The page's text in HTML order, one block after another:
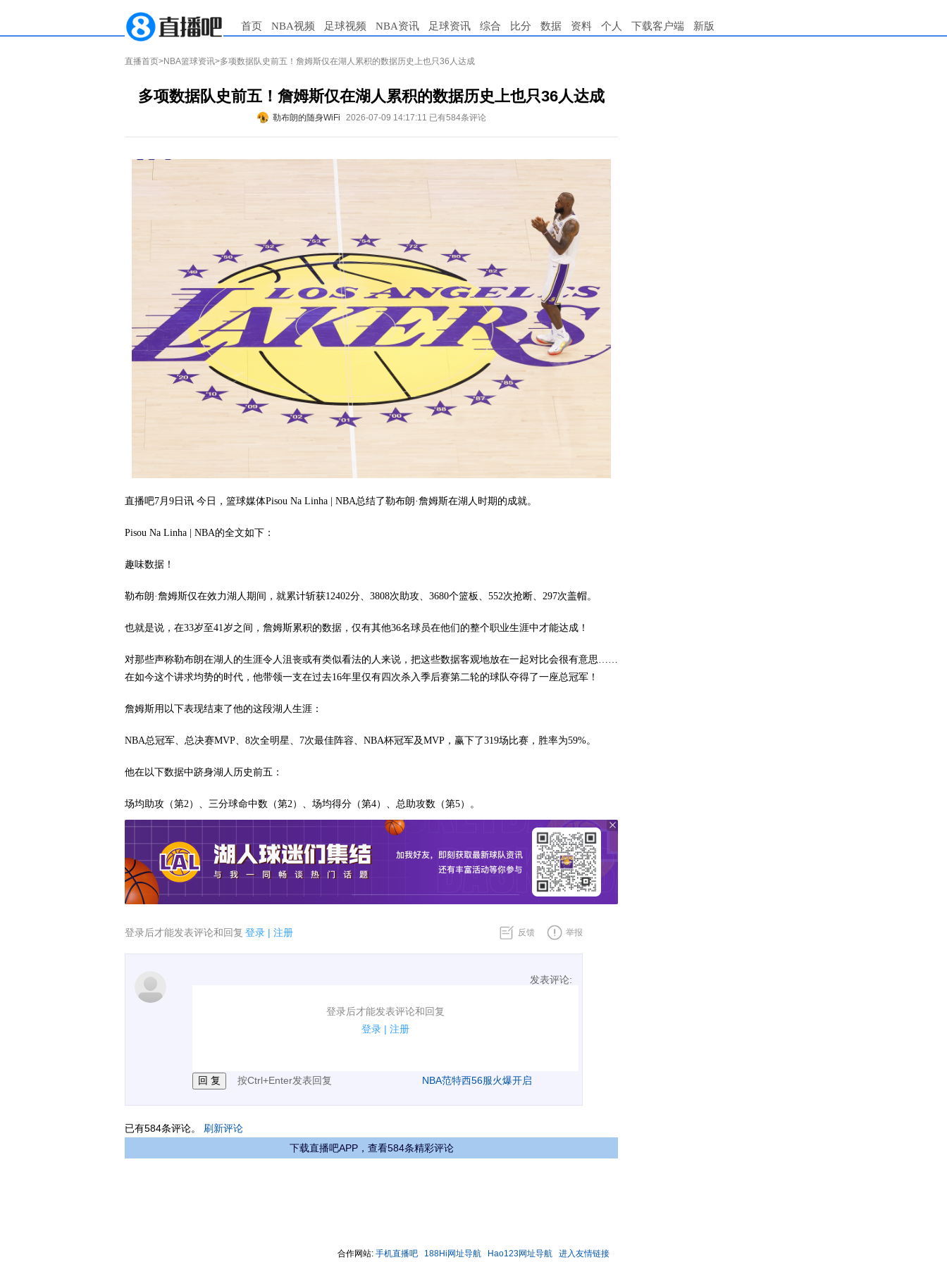
首页 NBA视频 足球视频 NBA资讯 足球资讯 综合 比分 数据 资料 个人 下载客户端 新版
直播首页>NBA篮球资讯>多项数据队史前五！詹姆斯仅在湖人累积的数据历史上也只36人达成
多项数据队史前五！詹姆斯仅在湖人累积的数据历史上也只36人达成
勒布朗的随身WiFi 2026-07-09 14:17:11 已有584条评论
直播吧7月9日讯 今日，篮球媒体Pisou Na Linha | NBA总结了勒布朗·詹姆斯在湖人时期的成就。
Pisou Na Linha | NBA的全文如下：
趣味数据！
勒布朗·詹姆斯仅在效力湖人期间，就累计斩获12402分、3808次助攻、3680个篮板、552次抢断、297次盖帽。
也就是说，在33岁至41岁之间，詹姆斯累积的数据，仅有其他36名球员在他们的整个职业生涯中才能达成！
对那些声称勒布朗在湖人的生涯令人沮丧或有类似看法的人来说，把这些数据客观地放在一起对比会很有意思……
在如今这个讲求均势的时代，他带领一支在过去16年里仅有四次杀入季后赛第二轮的球队夺得了一座总冠军！
詹姆斯用以下表现结束了他的这段湖人生涯：
NBA总冠军、总决赛MVP、8次全明星、7次最佳阵容、NBA杯冠军及MVP，赢下了319场比赛，胜率为59%。
他在以下数据中跻身湖人历史前五：
场均助攻（第2）、三分球命中数（第2）、场均得分（第4）、总助攻数（第5）。
登录后才能发表评论和回复 登录 | 注册 反馈 举报
发表评论:
登录后才能发表评论和回复
登录 | 注册
1.电脑端新用户可以发表评论了！
按Ctrl+Enter发表回复 NBA范特西56服火爆开启
已有584条评论。 刷新评论
下载直播吧APP，查看584条精彩评论
合作网站: 手机直播吧 188Hi网址导航 Hao123网址导航 进入友情链接